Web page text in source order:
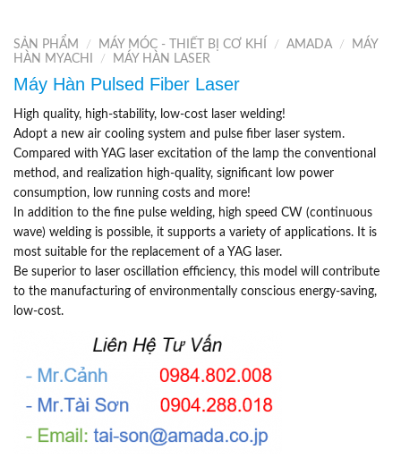
SẢN PHẨM / MÁY MÓC - THIẾT BỊ CƠ KHÍ / AMADA /
MÁY
HÀN MYACHI
/ MÁY HÀN LASER
Máy Hàn Pulsed Fiber Laser
High quality, high-stability, low-cost laser welding!
Adopt a new air cooling system and pulse fiber laser system.
Compared with YAG laser excitation of the lamp the conventional
method, and realization high-quality, significant low power
consumption, low running costs and more!
In addition to the fine pulse welding, high speed CW (continuous
wave) welding is possible, it supports a variety of applications. It is
most suitable for the replacement of a YAG laser.
Be superior to laser oscillation efficiency, this model will contribute
to the manufacturing of environmentally conscious energy-saving,
low-cost.